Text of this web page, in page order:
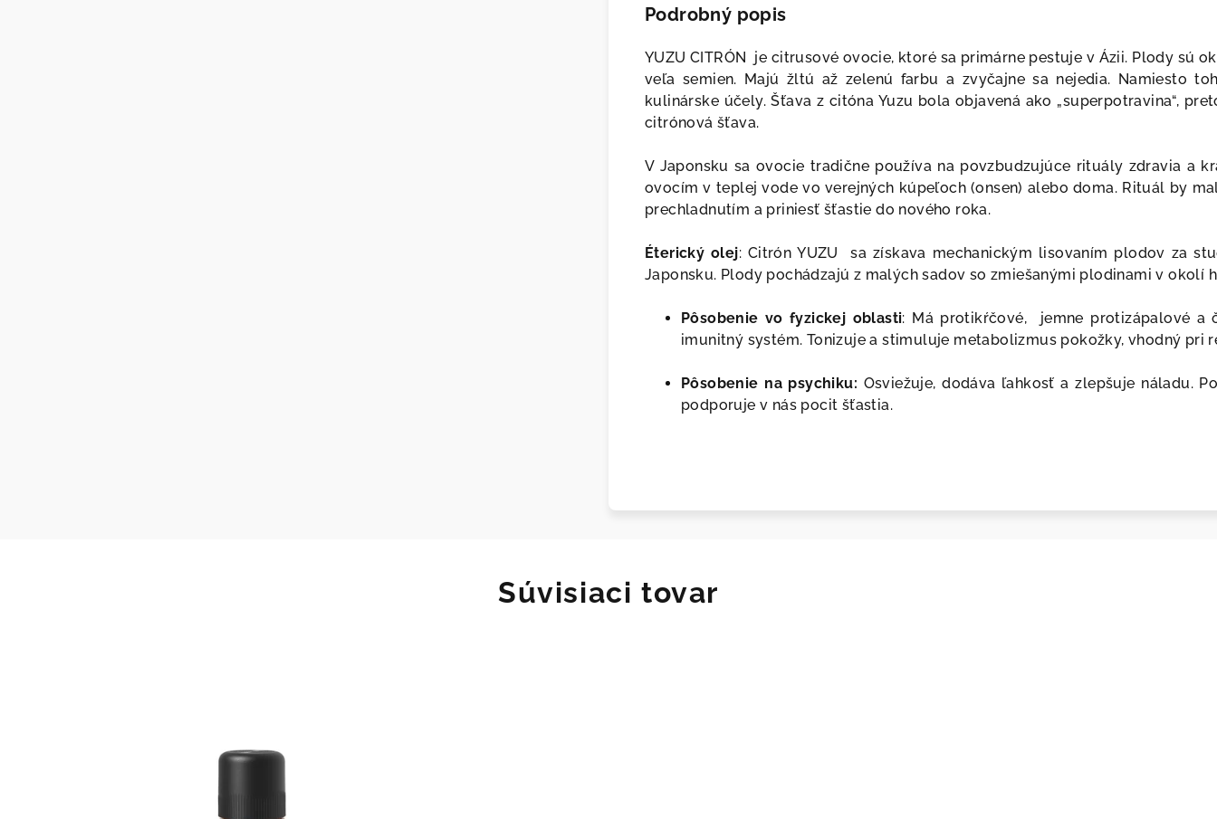
Podrobný popis
YUZU CITRÓN je citrusové ovocie, ktoré sa primárne pestuje v Ázii. Plody sú
veľa semien. Majú žltú až zelenú farbu a zvyčajne sa nejedia. Namiesto
kulinárske účely. Šťava z citóna Yuzu bola objavená ako „superpotravina“,
citrónová šťava.
V Japonsku sa ovocie tradične používa na povzbudzujúce rituály zdravia a
ovocím v teplej vode vo verejných kúpeľoch (onsen) alebo doma. Rituál by
prechladnutím a priniesť šťastie do nového roka.
Éterický olej: Citrón YUZU sa získava mechanickým lisovaním plodov za
Japonsku. Plody pochádzajú z malých sadov so zmiešanými plodinami v okolí
Pôsobenie vo fyzickej oblasti: Má protikŕčové, jemne protizápalové a
imunitný systém. Tonizuje a stimuluje metabolizmus pokožky, vhodný pri
Pôsobenie na psychiku: Osviežuje, dodáva ľahkosť a zlepšuje náladu.
podporuje v nás pocit šťastia.
Súvisiaci tovar